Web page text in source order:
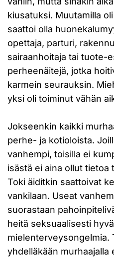
kiusatuksi. Muutamilla
saattoi olla
opettaja, parturi,
sairaanhoitaja tai tuote-
perheenäitejä, jotka
karmein seurauksin.
yksi oli toiminut vähän
Jokseenkin kaikki
perhe- ja kotioloista.
vanhempi, toisilla ei
isästä ei aina ollut tietoa
Toki äiditkin saattoivat
vankilaan. Useat
suorastaan
heitä seksuaalisesti
mielenterveysongelmia.
yhdelläkään murhaajalla